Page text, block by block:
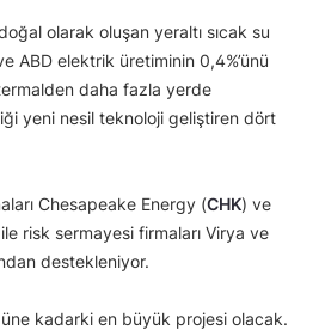
olarak oluşan yeraltı sıcak su
ABD elektrik üretiminin 0,4%’ünü
daha fazla yerde
yeni nesil teknoloji geliştiren dört
Chesapeake Energy (CHK) ve
risk sermayesi firmaları Virya ve
destekleniyor.
kadarki en büyük projesi olacak.